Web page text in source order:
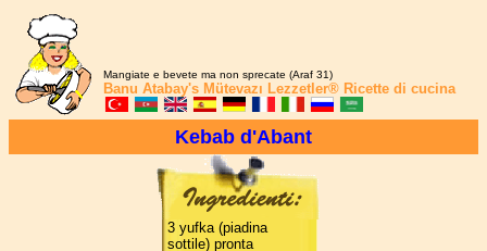
Mangiate e bevete ma non sprecate (Araf 31)
Banu Atabay's Mütevazı Lezzetler® Ricette di cucina
Kebab d'Abant
3 yufka (piadina
sottile) pronta